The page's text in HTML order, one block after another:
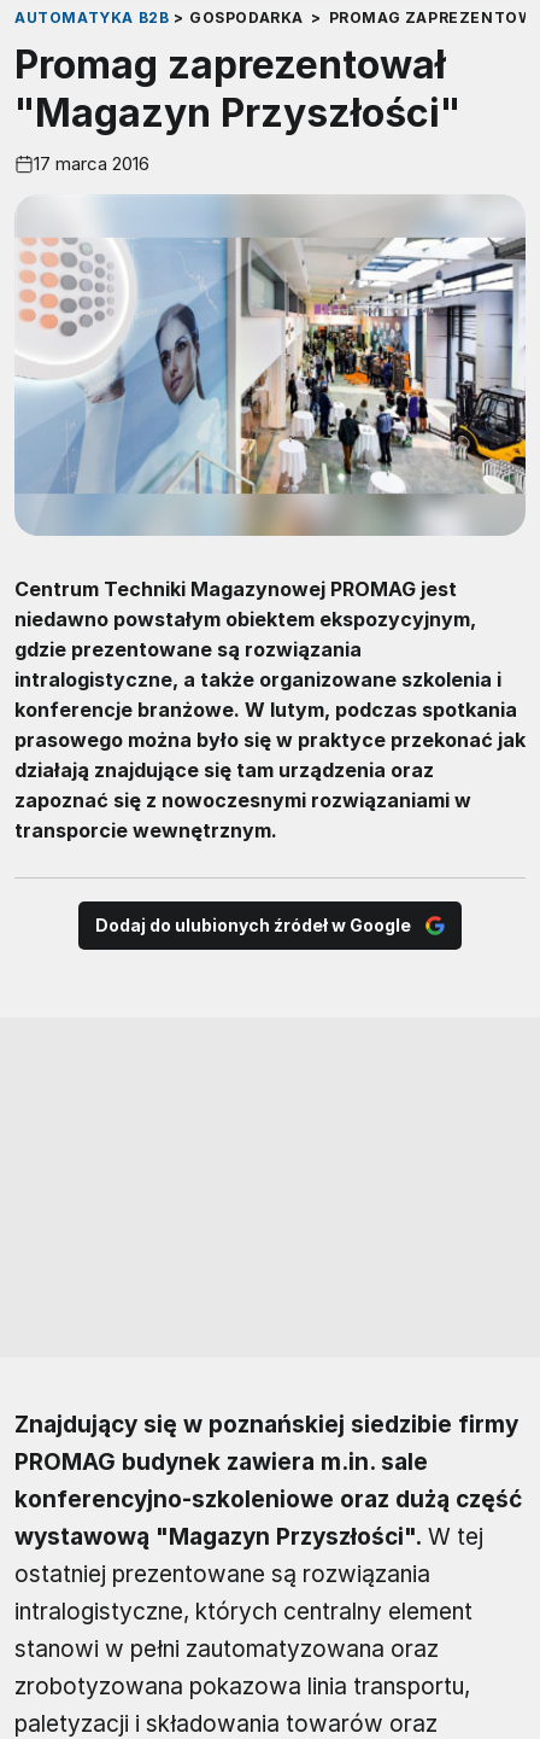
AUTOMATYKA B2B > GOSPODARKA > PROMAG
Promag zaprezentował
"Magazyn Przyszłości"
17 marca 2016
Centrum Techniki Magazynowej PROMAG jest
niedawno powstałym obiektem ekspozycyjnym,
gdzie prezentowane są rozwiązania
intralogistyczne, a także organizowane szkolenia i
konferencje branżowe. W lutym, podczas spotkania
prasowego można było się w praktyce przekonać jak
działają znajdujące się tam urządzenia oraz
zapoznać się z nowoczesnymi rozwiązaniami w
transporcie wewnętrznym.
Dodaj do ulubionych źródeł w Google
Znajdujący się w poznańskiej siedzibie firmy
PROMAG budynek zawiera m.in. sale
konferencyjno-szkoleniowe oraz dużą część
wystawową "Magazyn Przyszłości". W tej
ostatniej prezentowane są rozwiązania
intralogistyczne, których centralny element
stanowi w pełni zautomatyzowana oraz
zrobotyzowana pokazowa linia transportu,
paletyzacji i składowania towarów oraz